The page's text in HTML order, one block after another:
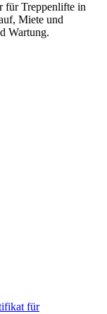
für Treppenlifte in
Miete und
Wartung.